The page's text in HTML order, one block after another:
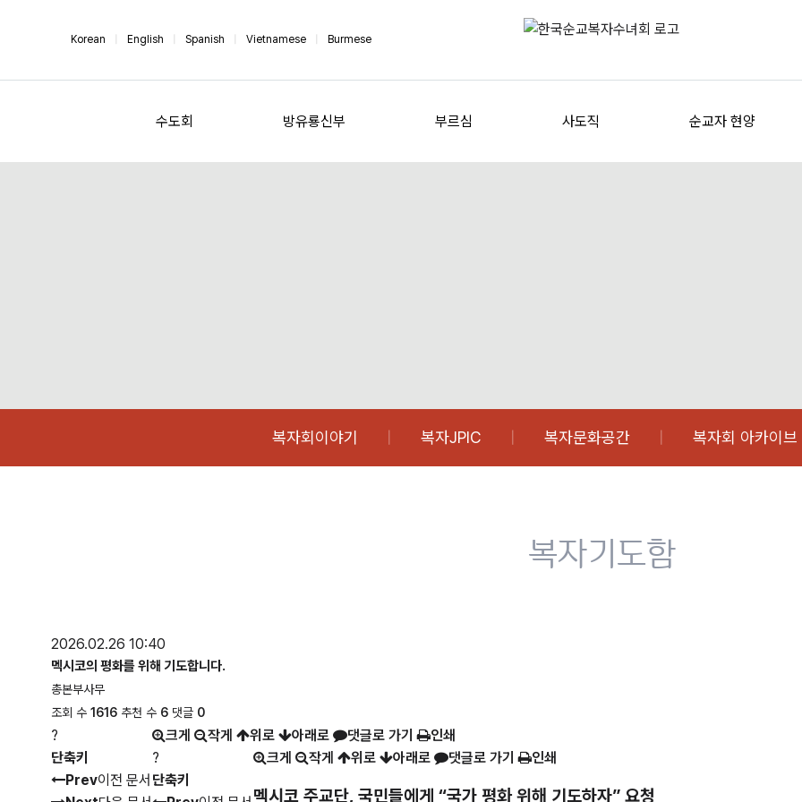
Korean English Spanish Vietnamese Burmese
수도회 방유룡신부 부르심 사도직 순교자 현양
복자회이야기 복자JPIC 복자문화공간 복자회 아카이브
복자기도함
2026.02.26 10:40
멕시코의 평화를 위해 기도합니다.
총본부사무
조회 수 1616 추천 수 6 댓글 0
?
단축키
Prev이전 문서
크게 작게 위로 아래로 댓글로 가기
인쇄
?
단축키
크게 작게 위로 아래로 댓글로 가기 인쇄
멕시코 주교단, 국민들에게 “국가 평화 위해 기도하자” 요청